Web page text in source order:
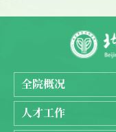
全院概况
人才工作